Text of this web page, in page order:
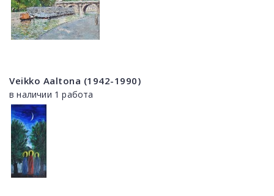
Veikko Aaltona (1942-1990)
в наличии 1 работа